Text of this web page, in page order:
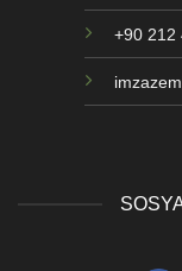
+90 212